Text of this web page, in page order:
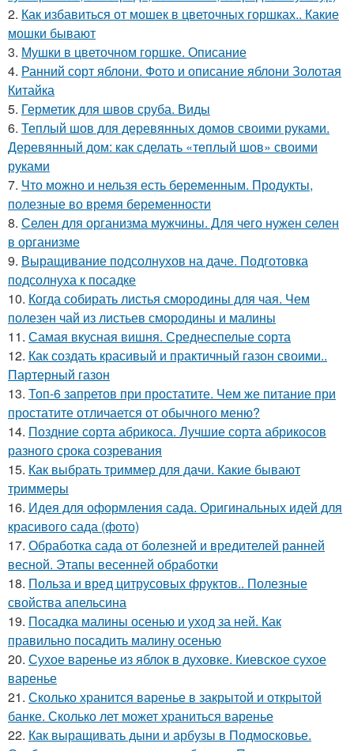
2. Как избавиться от мошек в цветочных горшках.. Какие
мошки бывают
3. Мушки в цветочном горшке. Описание
4. Ранний сорт яблони. Фото и описание яблони Золотая
Китайка
5. Герметик для швов сруба. Виды
6. Теплый шов для деревянных домов своими руками.
Деревянный дом: как сделать «теплый шов» своими
руками
7. Что можно и нельзя есть беременным. Продукты,
полезные во время беременности
8. Селен для организма мужчины. Для чего нужен селен
в организме
9. Выращивание подсолнухов на даче. Подготовка
подсолнуха к посадке
10. Когда собирать листья смородины для чая. Чем
полезен чай из листьев смородины и малины
11. Самая вкусная вишня. Среднеспелые сорта
12. Как создать красивый и практичный газон своими..
Партерный газон
13. Топ-6 запретов при простатите. Чем же питание при
простатите отличается от обычного меню?
14. Поздние сорта абрикоса. Лучшие сорта абрикосов
разного срока созревания
15. Как выбрать триммер для дачи. Какие бывают
триммеры
16. Идея для оформления сада. Оригинальных идей для
красивого сада (фото)
17. Обработка сада от болезней и вредителей ранней
весной. Этапы весенней обработки
18. Польза и вред цитрусовых фруктов.. Полезные
свойства апельсина
19. Посадка малины осенью и уход за ней. Как
правильно посадить малину осенью
20. Сухое варенье из яблок в духовке. Киевское сухое
варенье
21. Сколько хранится варенье в закрытой и открытой
банке. Сколько лет может храниться варенье
22. Как выращивать дыни и арбузы в Подмосковье.